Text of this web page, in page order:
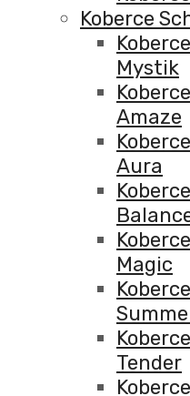
Koberce
Mystik
Amaze
Aura
Magic
Tender